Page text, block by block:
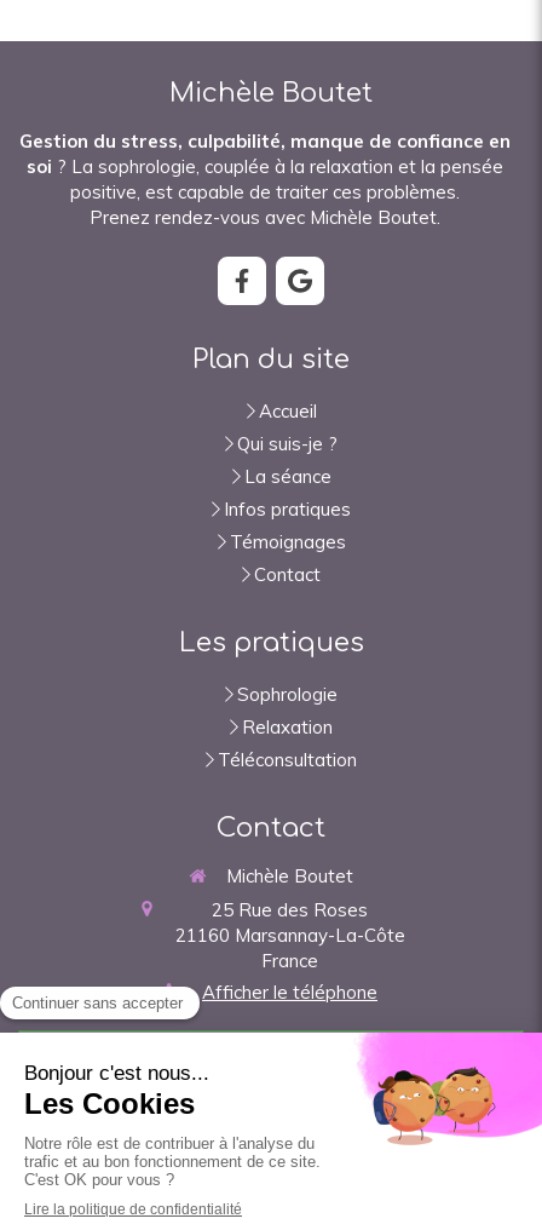
Michèle Boutet
Gestion du stress, culpabilité, manque de confiance en
soi ? La sophrologie, couplée à la relaxation et la pensée
positive, est capable de traiter ces problèmes.
Prenez rendez-vous avec Michèle Boutet.
Plan du site
Accueil
Qui suis-je ?
La séance
Infos pratiques
Témoignages
Contact
Les pratiques
Sophrologie
Relaxation
Téléconsultation
Contact
Michèle Boutet
25 Rue des Roses
21160 Marsannay-La-Côte
France
Afficher le téléphone
©Michèle Boutet - Sophrologue Dijon